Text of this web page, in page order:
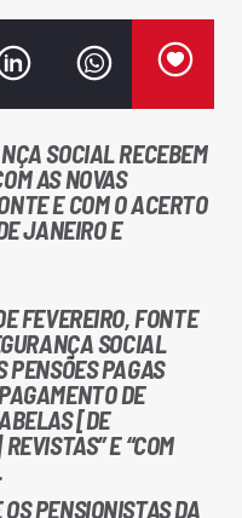
SOCIAL RECEBEM
AS NOVAS
E COM O ACERTO
JANEIRO E
FEVEREIRO, FONTE
SOCIAL
PENSÕES PAGAS
DE
[DE
E “COM
PENSIONISTAS DA